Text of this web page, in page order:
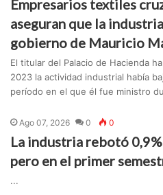
Empresarios textiles
aseguran que la
gobierno de Mauricio
El titular del Palacio de Hacienda
2023 la actividad industrial había
período en el que él fue ministro
Ago 07, 2026 0 0
La industria rebotó
pero en el primer
...